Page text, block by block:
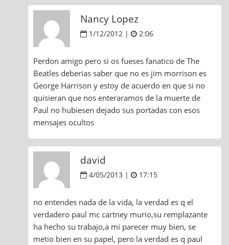
Nancy Lopez
1/12/2012 | 2:06
Perdon amigo pero si os fueses fanatico de The
Beatles deberias saber que no es jim morrison es
George Harrison y estoy de acuerdo en que si no
quisieran que nos enteraramos de la muerte de
Paul no hubiesen dejado sus portadas con esos
mensajes ocultos
david
4/05/2013 | 17:15
no entendes nada de la vida, la verdad es q el
verdadero paul mc cartney murio,su remplazante
ha hecho su trabajo,a mi parecer muy bien, se
metio bien en su papel, pero la verdad es q paul